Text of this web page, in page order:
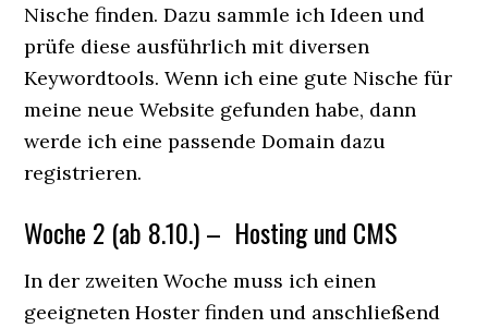
Nische finden. Dazu sammle ich Ideen und
prüfe diese ausführlich mit diversen
Keywordtools. Wenn ich eine gute Nische für
meine neue Website gefunden habe, dann
werde ich eine passende Domain dazu
registrieren.
Woche 2 (ab 8.10.) – Hosting und CMS
In der zweiten Woche muss ich einen
geeigneten Hoster finden und anschließend